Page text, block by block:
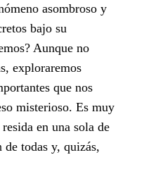
asombroso y
bajo su
Aunque no
exploraremos
que nos
misterioso. Es muy
en una sola de
todas y, quizás,